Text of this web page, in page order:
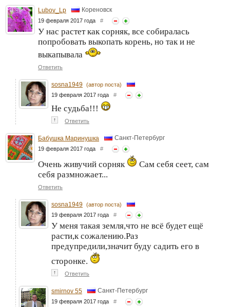
Lubov_Lp Кореновск
19 февраля 2017 года #
У нас растет как сорняк, все собиралась
попробовать выкопать корень, но так и не
выкапывала
Ответить
sosna1949 (автор поста)
19 февраля 2017 года #
Не судьба!!!
↑ Ответить
Бабушка Маринушка Санкт-Петербург
19 февраля 2017 года #
Очень живучий сорняк
Сам себя сеет, сам
себя размножает...
Ответить
sosna1949 (автор поста)
19 февраля 2017 года #
У меня такая земля,что не всё будет ещё
расти,к сожалению.Раз
предупредили,значит буду садить его в
сторонке.
↑ Ответить
smirnov 55 Санкт-Петербург
19 февраля 2017 года #